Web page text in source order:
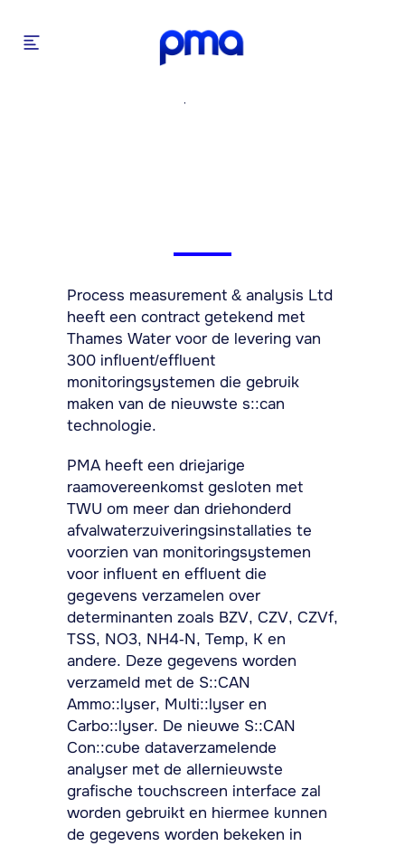
,
Process measurement & analysis Ltd
heeft een contract getekend met
Thames Water voor de levering van
300 influent/effluent
monitoringsystemen die gebruik
maken van de nieuwste s::can
technologie.
PMA heeft een driejarige
raamovereenkomst gesloten met
TWU om meer dan driehonderd
afvalwaterzuiveringsinstallaties te
voorzien van monitoringsystemen
voor influent en effluent die
gegevens verzamelen over
determinanten zoals BZV, CZV, CZVf,
TSS, NO3, NH4-N, Temp, K en
andere. Deze gegevens worden
verzameld met de S::CAN
Ammo::lyser, Multi::lyser en
Carbo::lyser. De nieuwe S::CAN
Con::cube dataverzamelende
analyser met de allernieuwste
grafische touchscreen interface zal
worden gebruikt en hiermee kunnen
de gegevens worden bekeken in